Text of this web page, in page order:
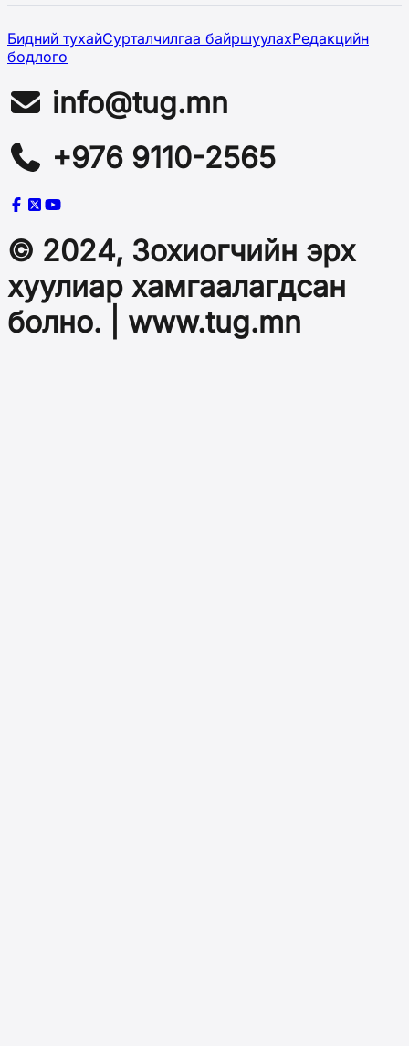
Бидний тухайСурталчилгаа байршуулахРедакцийн
бодлого
info@tug.mn
+976 9110-2565
© 2024, Зохиогчийн эрх
хуулиар хамгаалагдсан
болно. | www.tug.mn